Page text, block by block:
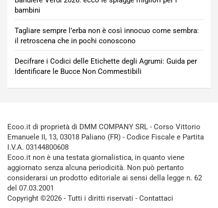
bambini
Tagliare sempre l’erba non è così innocuo come sembra:
il retroscena che in pochi conoscono
Decifrare i Codici delle Etichette degli Agrumi: Guida per
Identificare le Bucce Non Commestibili
Ecoo.it di proprietà di DMM COMPANY SRL - Corso Vittorio
Emanuele II, 13, 03018 Paliano (FR) - Codice Fiscale e Partita
I.V.A. 03144800608
Ecoo.it non è una testata giornalistica, in quanto viene
aggiornato senza alcuna periodicità. Non può pertanto
considerarsi un prodotto editoriale ai sensi della legge n. 62
del 07.03.2001
Copyright ©2026 - Tutti i diritti riservati - Contattaci